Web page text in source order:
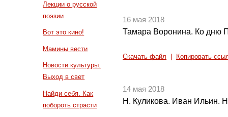
Лекции о русской
поэзии
Вот это кино!
Мамины вести
Новости культуры.
Выход в свет
Найди себя. Как
побороть страсти
16 мая 2018
Тамара Воронина. Ко дню
Скачать файл Копировать
14 мая 2018
Н. Куликова. Иван Ильин.